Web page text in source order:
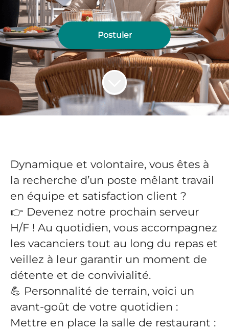
Postuler
Dynamique et volontaire, vous êtes à
la recherche d’un poste mêlant travail
en équipe et satisfaction client ?
👉 Devenez notre prochain serveur
H/F ! Au quotidien, vous accompagnez
les vacanciers tout au long du repas et
veillez à leur garantir un moment de
détente et de convivialité.
💪 Personnalité de terrain, voici un
avant-goût de votre quotidien :
Mettre en place la salle de restaurant :